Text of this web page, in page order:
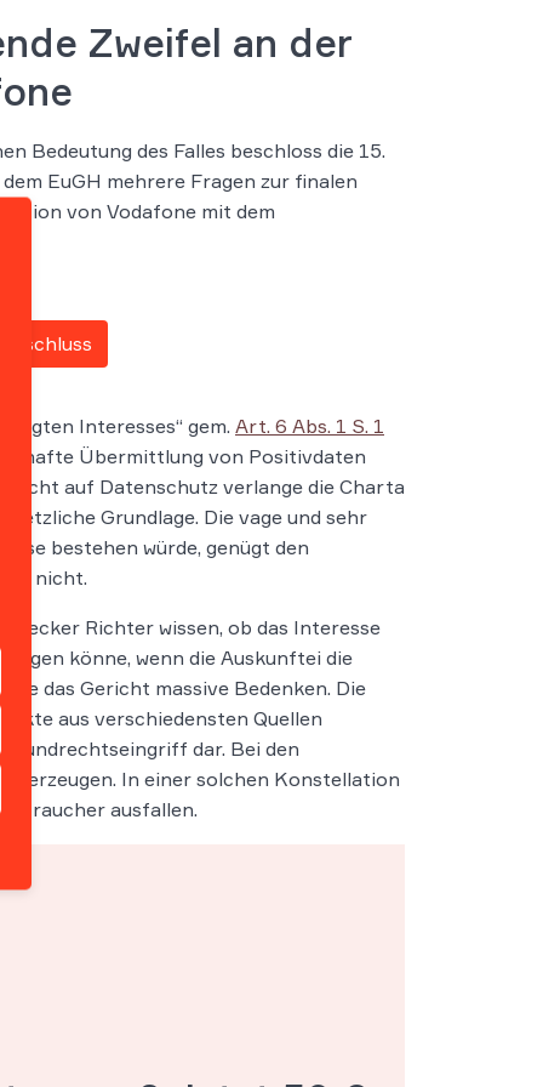
Zweifel an der
Bedeutung des Falles beschloss die 15.
EuGH mehrere Fragen zur finalen
von Vodafone mit dem
Interesses“ gem. Art. 6 Abs. 1 S. 1
Übermittlung von Positivdaten
auf Datenschutz verlange die Charta
Grundlage. Die vage und sehr
bestehen würde, genügt den
nicht.
Richter wissen, ob das Interesse
könne, wenn die Auskunftei die
das Gericht massive Bedenken. Die
aus verschiedensten Quellen
dar. Bei den
erzeugen. In einer solchen Konstellation
ausfallen.